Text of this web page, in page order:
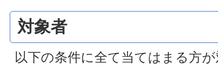
対象者
以下の条件に全て当てはまる方